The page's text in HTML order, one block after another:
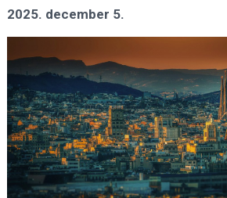
2025. december 5.